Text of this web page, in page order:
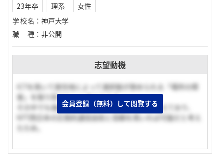
23年卒 理系
女性
学校名 ： 神戸大学
職種 ： 非公開
志望動機
ICTを用いて居住地によって選択肢が狭められる「場所の障
害」を取り除きたいと考えたため。
その中でも後継者問題について解決したいと考えており、
NTT西日本の圧倒的通信技術と信頼を用いれば可能だと考え
たため。
会員登録（無料）して閲覧する